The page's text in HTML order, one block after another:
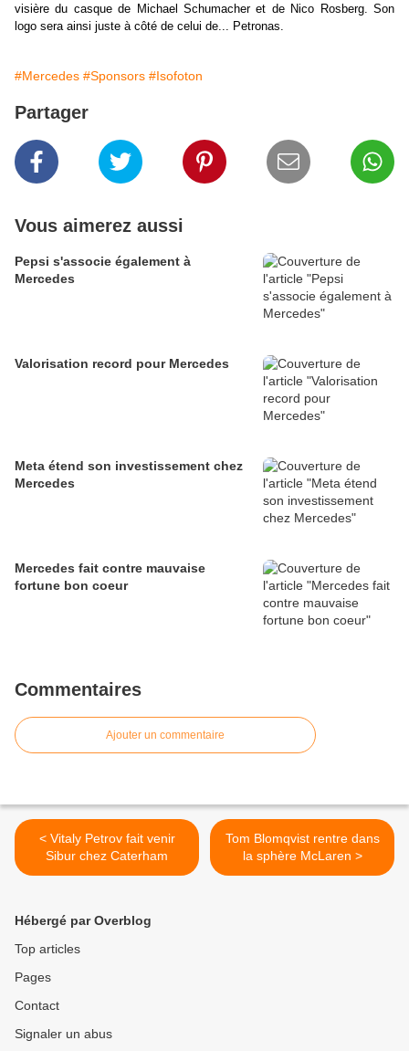
visière du casque de Michael Schumacher et de Nico Rosberg. Son
logo sera ainsi juste à côté de celui de... Petronas.
#Mercedes #Sponsors #Isofoton
Partager
Vous aimerez aussi
Pepsi s'associe également à
Mercedes
Valorisation record pour Mercedes
Meta étend son investissement chez
Mercedes
Mercedes fait contre mauvaise
fortune bon coeur
Commentaires
Ajouter un commentaire
< Vitaly Petrov fait venir
Sibur chez Caterham
Tom Blomqvist rentre dans
la sphère McLaren >
Hébergé par Overblog
Top articles
Pages
Contact
Signaler un abus